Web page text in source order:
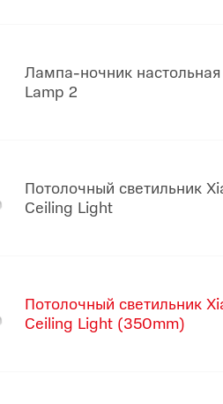
Лампа-ночник
Lamp 2
Потолочный светильник
Ceiling Light
Потолочный светильник
Ceiling Light (350mm)